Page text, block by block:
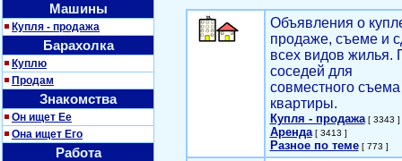
Машины
Купля - продажа
Барахолка
Куплю
Продам
Знакомства
Он ищет Ее
Она ищет Его
Работа
Объявления о
продаже, съеме и
всех видов жилья.
соседей для
совместного съема
квартиры.
Купля - продажа[ 3343 ]
Аренда[ 3413 ]
Разное по теме[ 773 ]